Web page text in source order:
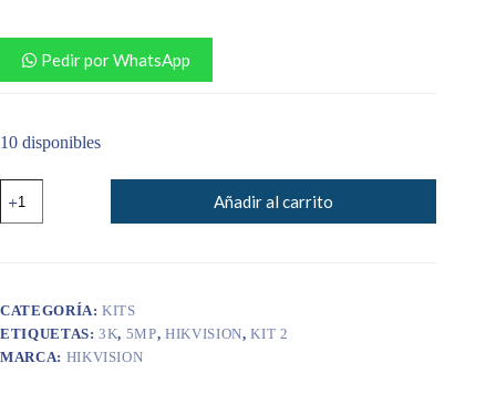
Pedir por WhatsApp
10 disponibles
HIKVISION
5MP
CÁMARAS
FULL
HD
CON
Añadir al carrito
CATEGORÍA:KITS
ETIQUETAS:3K, 5MP,HIKVISION,KIT 2
MARCA: HIKVISION